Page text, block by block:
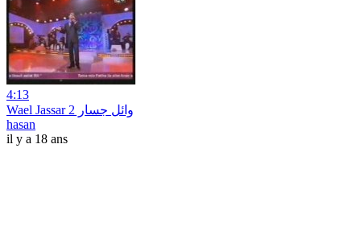
4:13
Wael Jassar وائل جسار 2
hasan
il y a 18 ans